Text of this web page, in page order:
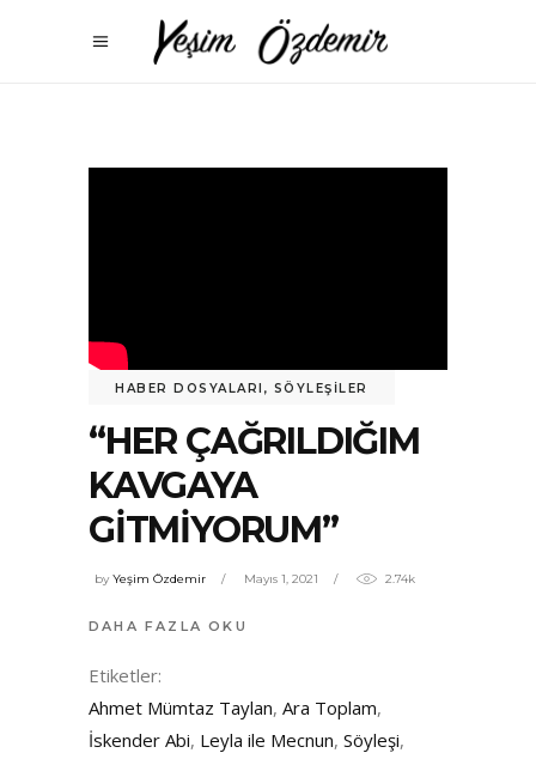
HABER DOSYALARI , SÖYLEŞILER
“HER ÇAĞRILDIĞIM
KAVGAYA
GITMIYORUM”
byYeşim Özdemir Mayıs 1, 2021 2.74k
DAHA FAZLA OKU
Etiketler:
Ahmet Mümtaz Taylan, Ara Toplam,
İskender Abi, Leyla ile Mecnun, Söyleşi,